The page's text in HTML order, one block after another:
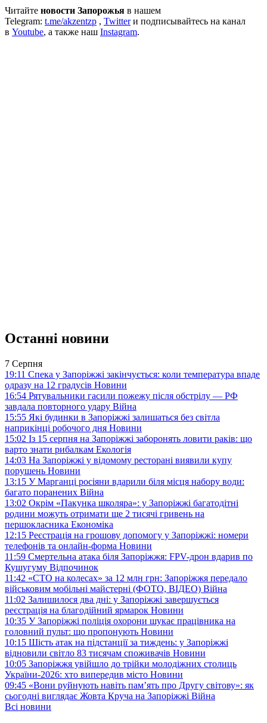
Читайте новости Запорожья в нашем
Telegram: t.me/akzentzp , Twitterи подписывайтесь на канал
в Youtube, а также наш Instagram.
Останні новини
7 Серпня
19:11 Спека у Запоріжжі закінчується: коли температура впаде
одразу на 12 градусів Новини
16:54 Рятувальники гасили пожежу після обстрілу — РФ
завдала повторного удару Війна
15:55 Які будинки в Запоріжжі залишаться без світла
наприкінці робочого дня Новини
15:02 Із 15 серпня на Запоріжжі заборонять ловити раків: що
варто знати рибалкам Екологія
14:03 На Запоріжжі у відомому ресторані виявили купу
порушень Новини
13:15 У Марганці росіяни вдарили біля місця набору води:
багато поранених Війна
13:02 Окрім «Пакунка школяра»: у Запоріжжі багатодітні
родини можуть отримати ще 2 тисячі гривень на
першокласника Економіка
12:15 Реєстрація на грошову допомогу у Запоріжжі: номери
телефонів та онлайн-форма Новини
11:59 Смертельна атака біля Запоріжжя: FPV-дрон вдарив по
Кушугуму Відпочинок
11:42 «СТО на колесах» за 12 млн грн: Запоріжжя передало
військовим мобільні майстерні (ФОТО, ВІДЕО) Війна
11:02 Залишилося два дні: у Запоріжжі завершується
реєстрація на благодійний ярмарок Новини
10:35 У Запоріжжі поліція охорони шукає працівника на
головний пульт: що пропонують Новини
10:15 Шість атак на підстанції за тиждень: у Запоріжжі
відновили світло 83 тисячам споживачів Новини
10:05 Запоріжжя увійшло до трійки молодіжних столиць
України-2026: хто випередив місто Новини
09:45 «Вони руйнують навіть пам’ять про Другу світову»: як
сьогодні виглядає Жовта Круча на Запоріжжі Війна
Всі новини